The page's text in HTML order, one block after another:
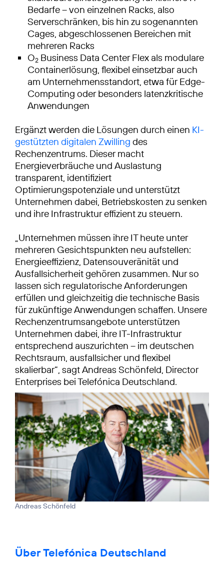
Bedarfe – von einzelnen Racks, also
Serverschränken, bis hin zu sogenannten
Cages, abgeschlossenen Bereichen mit
mehreren Racks
O2 Business Data Center Flex als modulare
Containerlösung, flexibel einsetzbar auch
am Unternehmensstandort, etwa für Edge-
Computing oder besonders latenzkritische
Anwendungen
Ergänzt werden die Lösungen durch einen KI-
gestützten digitalen Zwilling des
Rechenzentrums. Dieser macht
Energieverbräuche und Auslastung
transparent, identifiziert
Optimierungspotenziale und unterstützt
Unternehmen dabei, Betriebskosten zu senken
und ihre Infrastruktur effizient zu steuern.
„Unternehmen müssen ihre IT heute unter
mehreren Gesichtspunkten neu aufstellen:
Energieeffizienz, Datensouveränität und
Ausfallsicherheit gehören zusammen. Nur so
lassen sich regulatorische Anforderungen
erfüllen und gleichzeitig die technische Basis
für zukünftige Anwendungen schaffen. Unsere
Rechenzentrumsangebote unterstützen
Unternehmen dabei, ihre IT-Infrastruktur
entsprechend auszurichten – im deutschen
Rechtsraum, ausfallsicher und flexibel
skalierbar“, sagt Andreas Schönfeld, Director
Enterprises bei Telefónica Deutschland.
Andreas Schönfeld
Über Telefónica Deutschland